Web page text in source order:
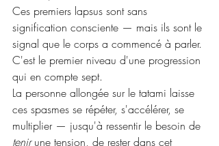
Ces premiers lapsus sont sans
signification consciente — mais ils sont le
signal que le corps a commencé à parler.
C'est le premier niveau d'une progression
qui en compte sept.
La personne allongée sur le tatami laisse
ces spasmes se répéter, s'accélérer, se
multiplier — jusqu'à ressentir le besoin de
tenir une tension, de rester dans cet